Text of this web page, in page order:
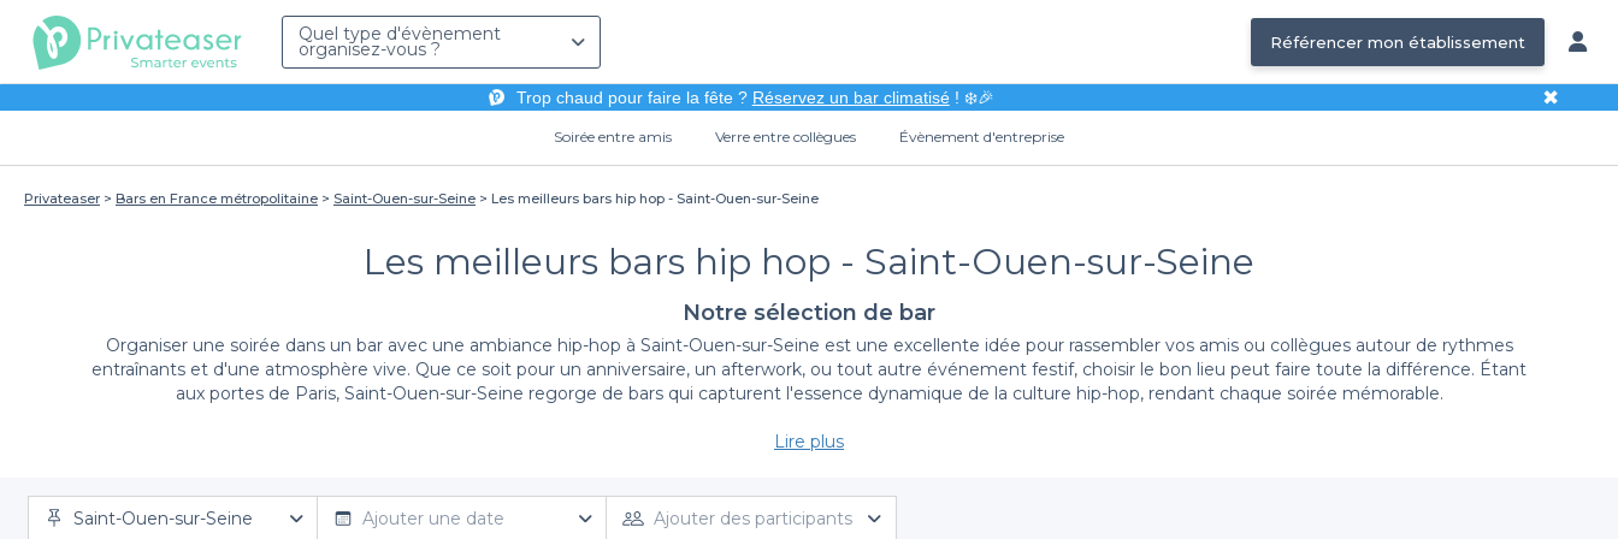
Quel type d'évènement
organisez-vous ? Référencer mon établissement
Trop chaud pour faire la fête ? Réservez un bar climatisé! ❄️🎉 ✖
Soirée entre amis Verre entre collègues Évènement d'entreprise
Privateaser Bars en France métropolitaine Saint-Ouen-sur-Seine Les meilleurs bars hip hop - Saint-Ouen-sur-Seine
Les meilleurs bars hip hop - Saint-Ouen-sur-Seine
Notre sélection de bar
Organiser une soirée dans un bar avec une ambiance hip-hop à Saint-Ouen-sur-Seine est une excellente idée pour rassembler vos amis ou collègues autour de rythmes
entraînants et d'une atmosphère vive. Que ce soit pour un anniversaire, un afterwork, ou tout autre événement festif, choisir le bon lieu peut faire toute la différence. Étant
aux portes de Paris, Saint-Ouen-sur-Seine regorge de bars qui capturent l'essence dynamique de la culture hip-hop, rendant chaque soirée mémorable.
Grâce à Privateaser, organiser votre événement dans l'un des meilleurs bars hip-hop de Saint-Ouen-sur-Seine n'a jamais été aussi simple. Nous vous offrons un accès à une
large sélection d'établissements, avec différentes ambiances et options pour satisfaire toutes vos attentes. La réservation en ligne est rapide et efficace, vous permettant de
Lire plus
Saint-Ouen-sur-Seine Ajouter une date Ajouter des participants